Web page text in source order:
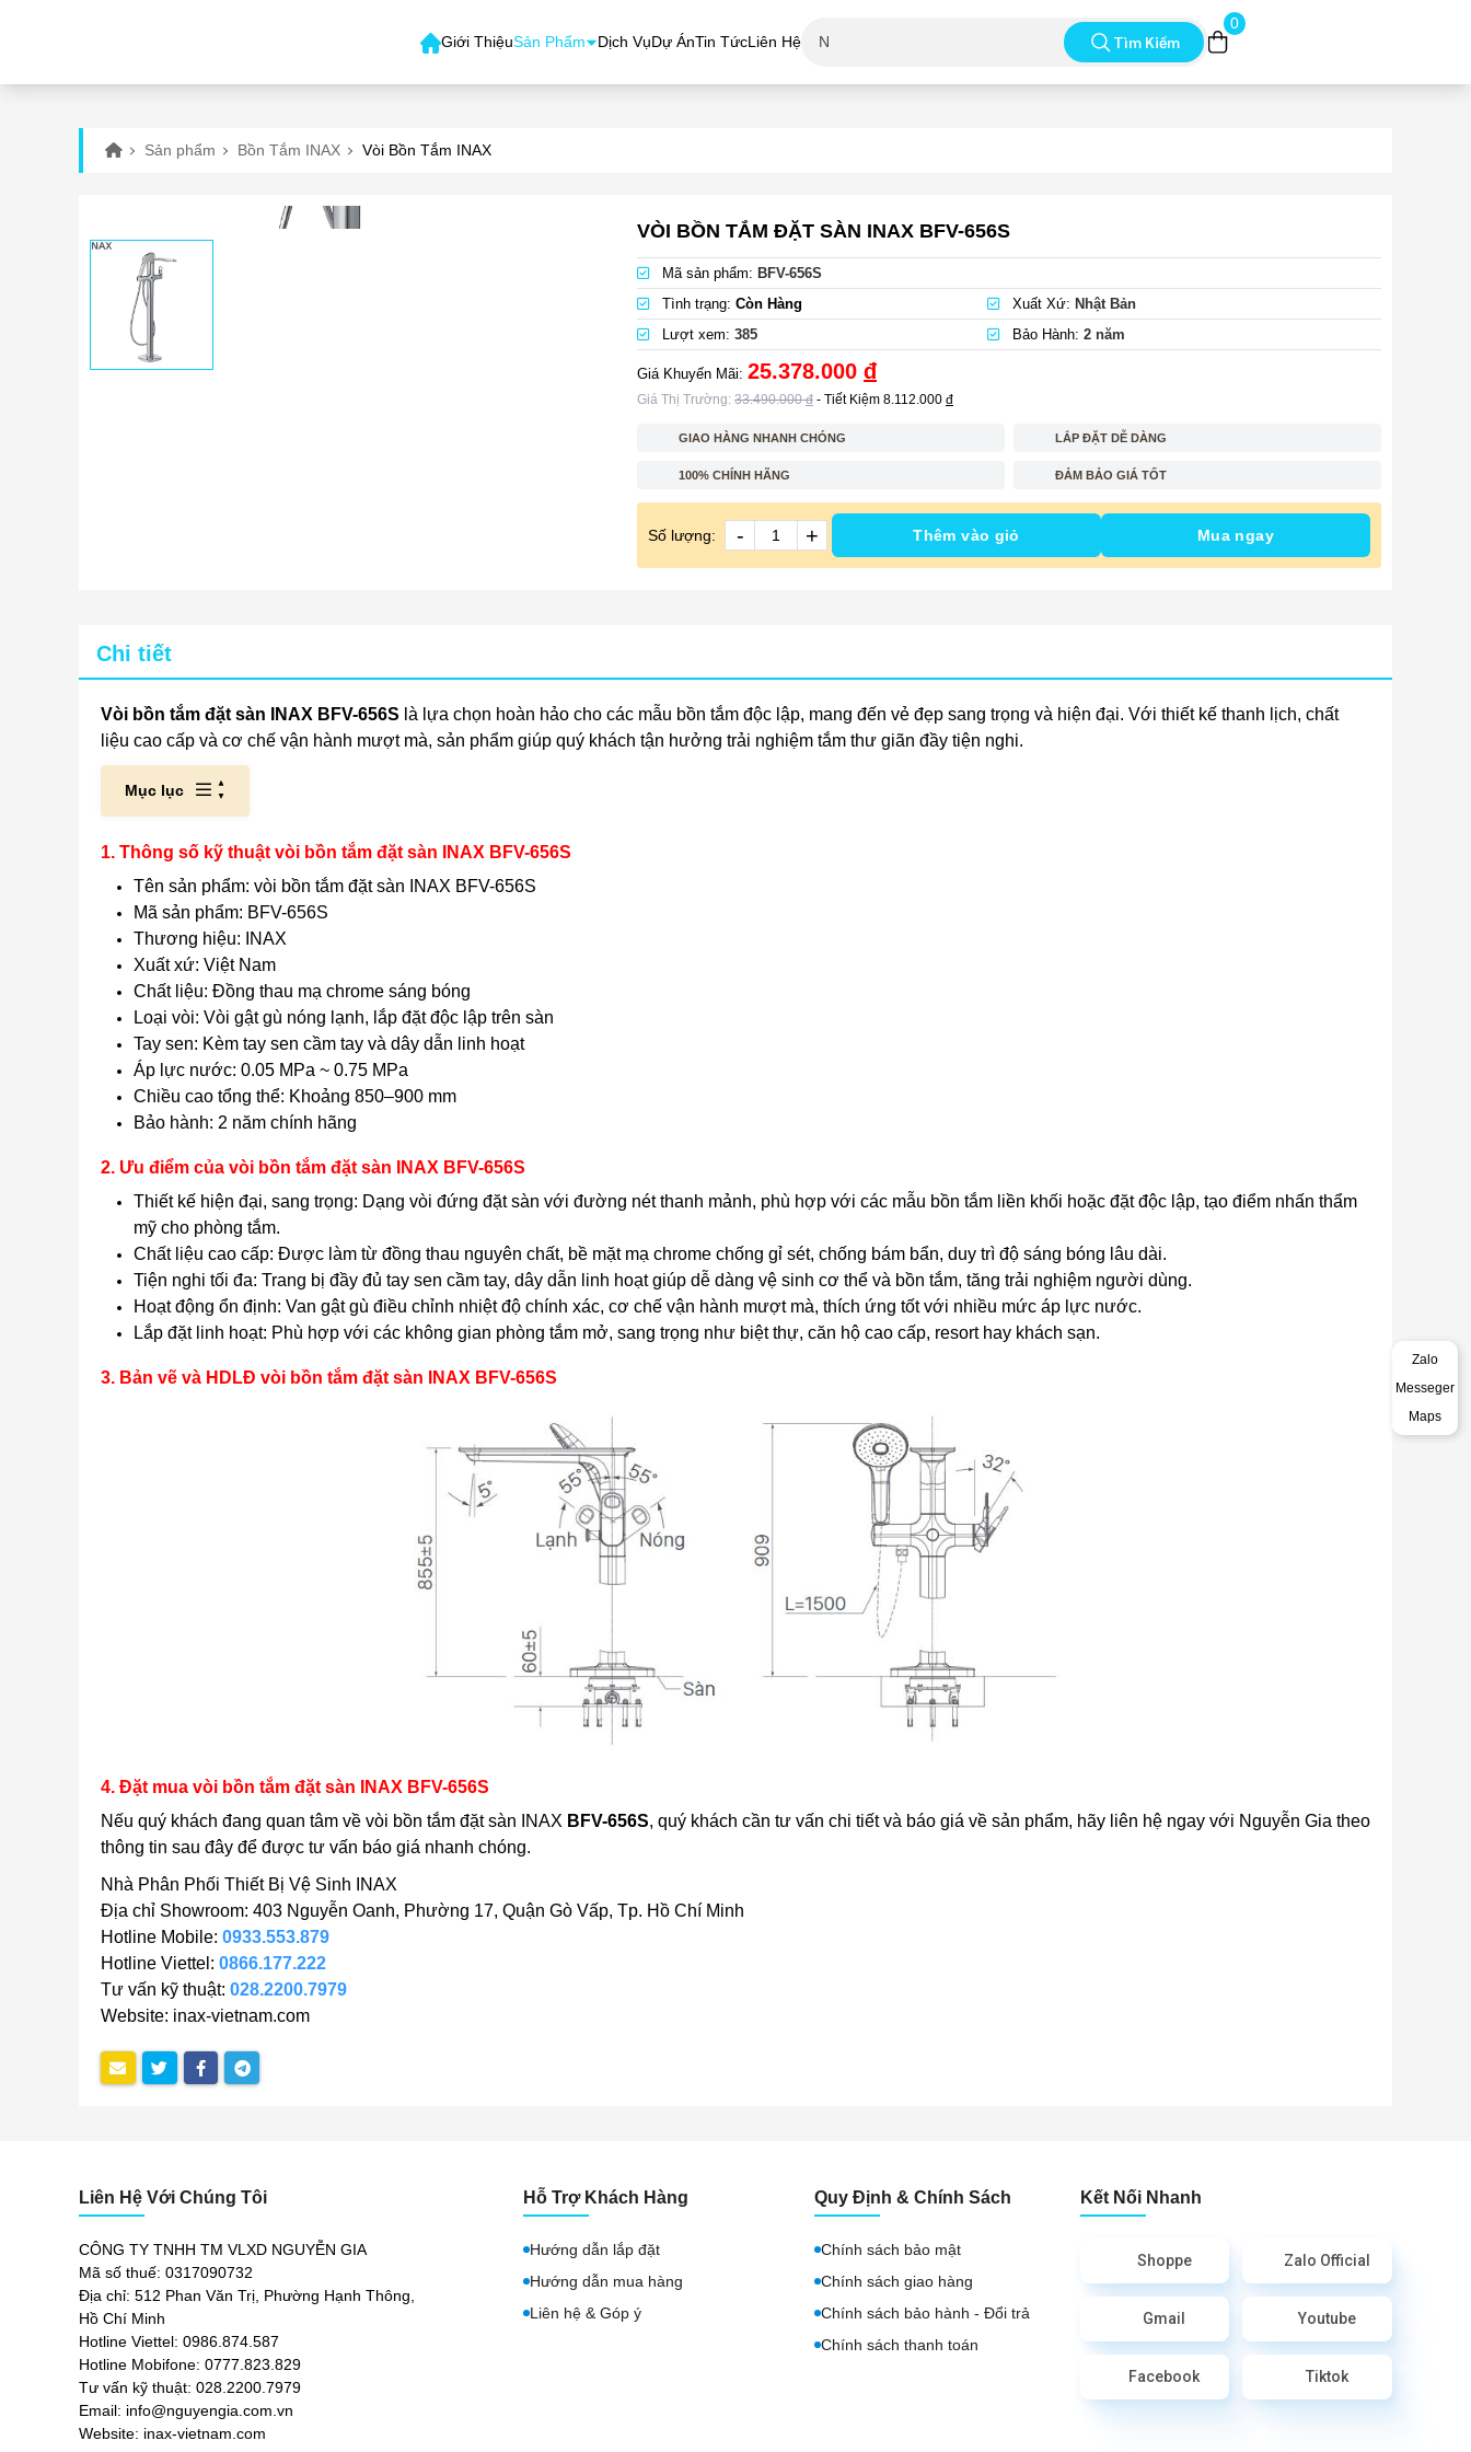
Giới ThiệuSản Phẩm Dịch VụDự ÁnTin TứcLiên Hệ Tìm Kiếm
0
Sản phẩm Bồn Tắm INAX Vòi Bồn Tắm INAX
VÒI BỒN TẮM ĐẶT SÀN INAX BFV-656S
Mã sản phẩm: BFV-656S
Tình trạng: Còn Hàng Xuất Xứ: Nhật Bản
Lượt xem: 385 Bảo Hành: 2 năm
Giá Khuyến Mãi: 25.378.000 đ
Giá Thị Trường: 33.490.000đ - Tiết Kiệm 8.112.000 đ
GIAO HÀNG NHANH CHÓNG LẮP ĐẶT DỄ DÀNG
100% CHÍNH HÃNG ĐẢM BẢO GIÁ TỐT
Số lượng: - + Thêm vào giỏ Mua ngay
Chi tiết
Vòi bồn tắm đặt sàn INAX BFV-656S là lựa chọn hoàn hảo cho các mẫu bồn tắm độc lập, mang đến vẻ đẹp sang trọng và hiện đại. Với thiết kế thanh lịch, chất
liệu cao cấp và cơ chế vận hành mượt mà, sản phẩm giúp quý khách tận hưởng trải nghiệm tắm thư giãn đầy tiện nghi.
Mục lục
1. Thông số kỹ thuật vòi bồn tắm đặt sàn INAX BFV-656S
Tên sản phẩm: vòi bồn tắm đặt sàn INAX BFV-656S
Mã sản phẩm: BFV-656S
Thương hiệu: INAX
Xuất xứ: Việt Nam
Chất liệu: Đồng thau mạ chrome sáng bóng
Loại vòi: Vòi gật gù nóng lạnh, lắp đặt độc lập trên sàn
Tay sen: Kèm tay sen cầm tay và dây dẫn linh hoạt
Áp lực nước: 0.05 MPa ~ 0.75 MPa
Chiều cao tổng thể: Khoảng 850–900 mm
Bảo hành: 2 năm chính hãng
2. Ưu điểm của vòi bồn tắm đặt sàn INAX BFV-656S
Thiết kế hiện đại, sang trọng: Dạng vòi đứng đặt sàn với đường nét thanh mảnh, phù hợp với các mẫu bồn tắm liền khối hoặc đặt độc lập, tạo điểm nhấn thẩm
mỹ cho phòng tắm.
Chất liệu cao cấp: Được làm từ đồng thau nguyên chất, bề mặt mạ chrome chống gỉ sét, chống bám bẩn, duy trì độ sáng bóng lâu dài.
Tiện nghi tối đa: Trang bị đầy đủ tay sen cầm tay, dây dẫn linh hoạt giúp dễ dàng vệ sinh cơ thể và bồn tắm, tăng trải nghiệm người dùng.
Hoạt động ổn định: Van gật gù điều chỉnh nhiệt độ chính xác, cơ chế vận hành mượt mà, thích ứng tốt với nhiều mức áp lực nước.
Lắp đặt linh hoạt: Phù hợp với các không gian phòng tắm mở, sang trọng như biệt thự, căn hộ cao cấp, resort hay khách sạn.
3. Bản vẽ và HDLĐ vòi bồn tắm đặt sàn INAX BFV-656S
4. Đặt mua vòi bồn tắm đặt sàn INAX BFV-656S
Nếu quý khách đang quan tâm về vòi bồn tắm đặt sàn INAX BFV-656S, quý khách cần tư vấn chi tiết và báo giá về sản phẩm, hãy liên hệ ngay với Nguyễn Gia theo
thông tin sau đây để được tư vấn báo giá nhanh chóng.
Nhà Phân Phối Thiết Bị Vệ Sinh INAX
Địa chỉ Showroom: 403 Nguyễn Oanh, Phường 17, Quận Gò Vấp, Tp. Hồ Chí Minh
Hotline Mobile: 0933.553.879
Hotline Viettel: 0866.177.222
Tư vấn kỹ thuật: 028.2200.7979
Website: inax-vietnam.com
Liên Hệ Với Chúng Tôi
CÔNG TY TNHH TM VLXD NGUYỄN GIA
Mã số thuế: 0317090732
Địa chỉ: 512 Phan Văn Trị, Phường Hạnh Thông,
Hồ Chí Minh
Hotline Viettel: 0986.874.587
Hotline Mobifone: 0777.823.829
Tư vấn kỹ thuật: 028.2200.7979
Email: info@nguyengia.com.vn
Website: inax-vietnam.com
Hỗ Trợ Khách Hàng
Hướng dẫn lắp đặt
Hướng dẫn mua hàng
Liên hệ & Góp ý
Quy Định & Chính Sách
Chính sách bảo mật
Chính sách giao hàng
Chính sách bảo hành - Đổi trả
Chính sách thanh toán
Kết Nối Nhanh
Shoppe Zalo Official
Gmail Youtube
Facebook Tiktok
Zalo
Messeger
Maps